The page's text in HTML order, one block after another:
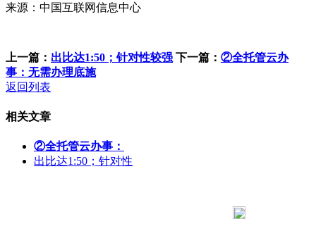
来源：中国互联网信息中心
上一篇： 出比达1:50；针对性较强 下一篇： ②全托管云办
事：无需办理底施
返回列表
相关文章
②全托管云办事：
出比达1:50；针对性